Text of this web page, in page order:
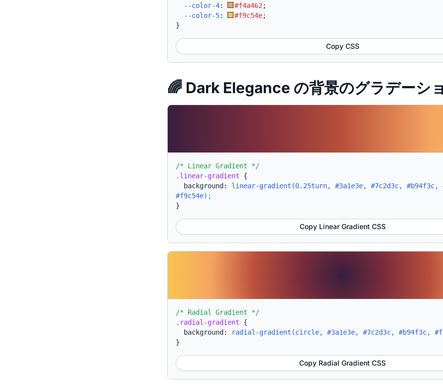
--color-4: #f4a462 ;
--color-5: #f9c54e;
}
Copy CSS
🌈 Dark Elegance の背景のグラデーシ
/* Linear Gradient */
.linear-gradient {
background: linear-gradient(0.25turn, #3a1e3e, #7c2d3c, #b94f3c,
#f9c54e);
}
Copy Linear Gradient CSS
/* Radial Gradient */
.radial-gradient {
background:
radial-gradient(circle, #3a1e3e, #7c2d3c, #b94f3c,
}
Copy Radial Gradient CSS